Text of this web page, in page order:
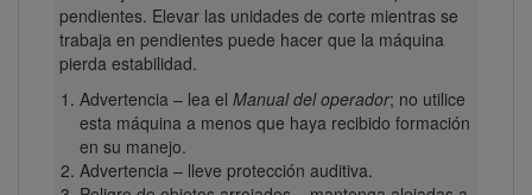
pendientes. Elevar las unidades de corte mientras se
trabaja en pendientes puede hacer que la máquina
pierda estabilidad.
Advertencia – lea el Manual del operador; no utilice
esta máquina a menos que haya recibido formación
en su manejo.
Advertencia – lleve protección auditiva.